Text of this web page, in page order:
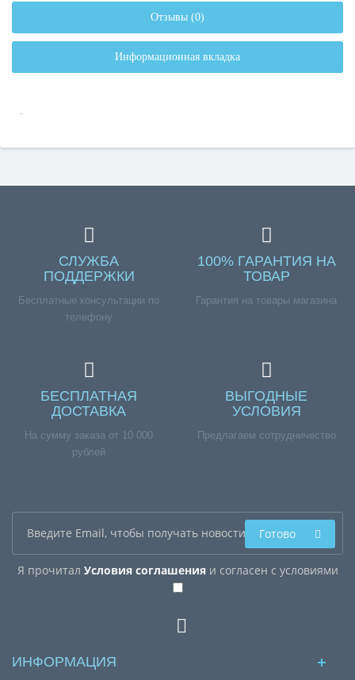
Отзывы (0)
Информационная вкладка
.
СЛУЖБА
ПОДДЕРЖКИ
Бесплатные консультации по
телефону
100% ГАРАНТИЯ НА
ТОВАР
Гарантия на товары магазина
БЕСПЛАТНАЯ
ДОСТАВКА
На сумму заказа от 10 000
рублей
ВЫГОДНЫЕ
УСЛОВИЯ
Предлагаем сотрудничество
Я прочитал Условия соглашенияи согласен с условиями
Готово
ИНФОРМАЦИЯ